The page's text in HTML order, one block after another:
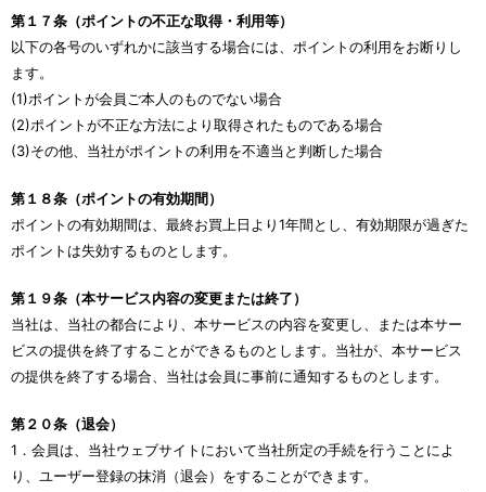
第１７条（ポイントの不正な取得・利用等）
以下の各号のいずれかに該当する場合には、ポイントの利用をお断りし
ます。
(1)ポイントが会員ご本人のものでない場合
(2)ポイントが不正な方法により取得されたものである場合
(3)その他、当社がポイントの利用を不適当と判断した場合
第１８条（ポイントの有効期間）
ポイントの有効期間は、最終お買上日より1年間とし、有効期限が過ぎた
ポイントは失効するものとします。
第１９条（本サービス内容の変更または終了）
当社は、当社の都合により、本サービスの内容を変更し、または本サー
ビスの提供を終了することができるものとします。当社が、本サービス
の提供を終了する場合、当社は会員に事前に通知するものとします。
第２０条（退会）
1．会員は、当社ウェブサイトにおいて当社所定の手続を行うことによ
り、ユーザー登録の抹消（退会）をすることができます。